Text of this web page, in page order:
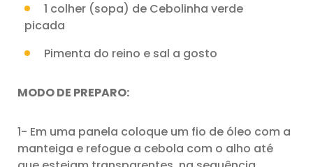
1 colher (sopa) de Cebolinha verde
picada
Pimenta do reino e sal a gosto
MODO DE PREPARO:
1- Em uma panela coloque um fio de óleo com a
manteiga e refogue a cebola com o alho até